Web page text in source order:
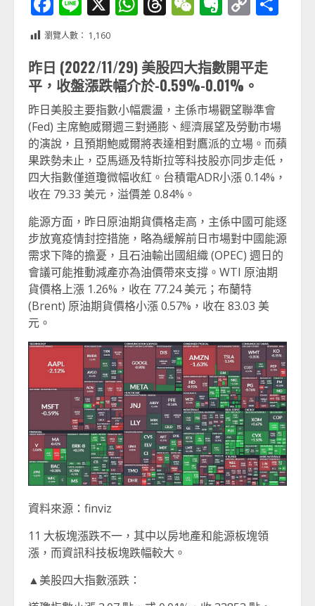
瀏覽人數： 1,160
昨日 (2022/11/29) 美股四大指數開平走
平，收盤漲跌幅介於-0.59%-0.01%。
昨日美股主要指數小幅震盪，主係市場觀望聯準會
(Fed) 主席鮑威爾週三對通膨、經濟展望及勞動市場
的演說，且預期鮑威爾將表達相對鷹派的立場。而蘋
果跌勢未止，亞馬遜及特斯拉等科技股亦同步走低，
四大指數僅道瓊微幅收紅。台積電ADR小漲 0.14%，
收在 79.33 美元，溢價差 0.84%。
能源方面，昨日原油期貨價格走高，主係中國可能逐
步放寬疫情封控措施，略為緩解前日市場對中國能源
需求下降的擔憂，且石油輸出國組織 (OPEC) 週日的
會議可能推動減產亦為油價帶來支撐。WTI 原油期
貨價格上漲 1.26%，收在 77.24 美元；布蘭特
(Brent) 原油期貨價格小漲 0.57%，收在 83.03 美
元。
資料來源：finviz
11 大板塊漲跌不一，其中以房地產和能源板塊領
漲，而資訊科技板塊跌幅較大。
▲美股四大指數漲跌：